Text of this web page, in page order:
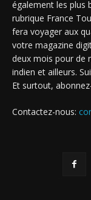
également les plus
rubrique France
fera voyager aux
votre magazine
deux mois pour de
indien et ailleurs.
Et surtout,
Contactez-nous: